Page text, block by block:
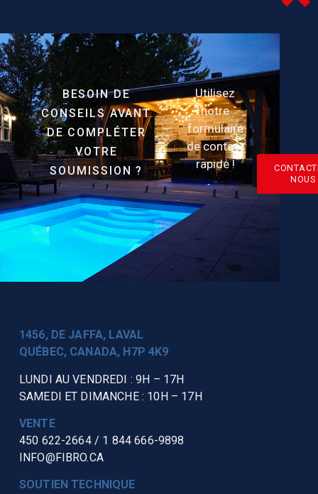
BESOIN DE
CONSEILS AVANT
DE COMPLÉTER
VOTRE
SOUMISSION ?
Utilisez
notre
formulaire
de contact
rapide !
NOUS
1456, DE JAFFA, LAVAL
QUÉBEC, CANADA, H7P 4K9
LUNDI AU VENDREDI : 9H – 17H
SAMEDI ET DIMANCHE : 10H – 17H
VENTE
450 622-2664/ 1 844 666-9898
INFO@FIBRO.CA
SOUTIEN TECHNIQUE